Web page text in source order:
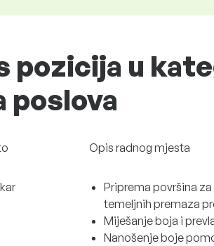
pozicija u
poslova
Opis radnog mjesta
Priprema površina
temeljnih premaza
Miješanje boja i
Nanošenje boje